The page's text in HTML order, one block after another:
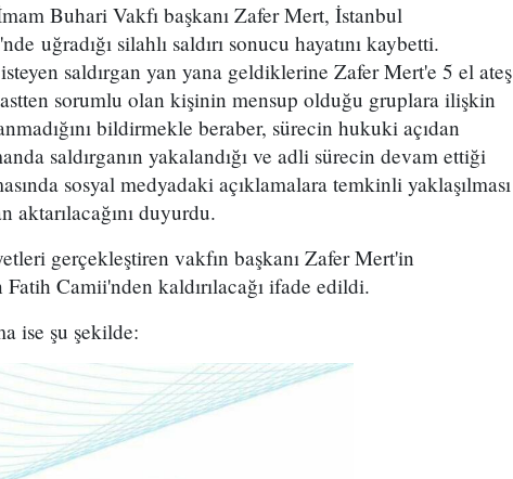
Buhari Vakfı başkanı Zafer Mert, İstanbul
uğradığı silahlı saldırı sonucu hayatını kaybetti.
saldırgan yan yana geldiklerine Zafer Mert'e 5 el ateş
sorumlu olan kişinin mensup olduğu gruplara ilişkin
bildirmekle beraber, sürecin hukuki açıdan
saldırganın yakalandığı ve adli sürecin devam ettiği
sosyal medyadaki açıklamalara temkinli yaklaşılması
aktarılacağını duyurdu.
gerçekleştiren vakfın başkanı Zafer Mert'in
Camii'nden kaldırılacağı ifade edildi.
ise şu şekilde: